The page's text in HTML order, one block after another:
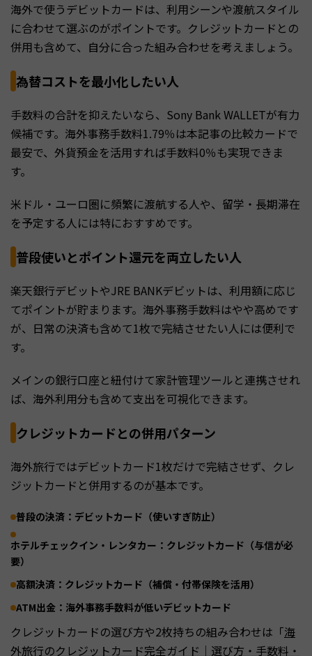
海外で使うデビットカードは、利用シーンや渡航スタイル
に合わせて選ぶのがポイントです。クレジットカードとの
併用も含めて、自分に合った組み合わせを考えましょう。
為替コストを最小化したい人
手数料の合計を抑えたいなら、Sony Bank WALLETが有力
候補です。海外事務手数料1.79％は本記事の比較カードで
最安で、外貨預金を活用すれば手数料0％も実現できま
す。
米ドル・ユーロ圏に頻繁に渡航する人や、留学・長期滞在
を予定する人には特におすすめです。
普段使いとポイント還元を両立したい人
楽天銀行デビットやJRE BANKデビットは、利用額に応じ
てポイントが貯まります。海外事務手数料はやや高めです
が、日常の決済も含めて1枚で完結させたい人には便利で
す。
メインの銀行口座と紐付けて家計管理ツールと連携させれ
ば、海外利用分も含めて支出を可視化できます。
クレジットカードとの併用パターン
海外旅行ではデビットカード1枚だけで完結させず、クレ
ジットカードと併用するのが基本です。
普段の決済：デビットカード（使いすぎ防止）
ホテルチェックイン・レンタカー：クレジットカード（与信が必
要）
高額決済：クレジットカード（補償・付帯保険を活用）
ATM出金：海外事務手数料が低いデビットカード
クレジットカードの選び方や2枚持ちの組み合わせは「海
外旅行のクレジットカード完全ガイド｜選び方・手数料・